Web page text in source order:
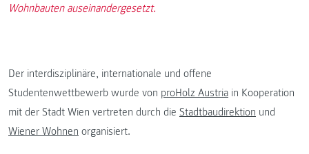
Wohnbauten auseinandergesetzt.
Der interdisziplinäre, internationale und offene
Studentenwettbewerb wurde von proHolz Austria in Kooperation
mit der Stadt Wien vertreten durch die Stadtbaudirektion und
Wiener Wohnen organisiert.